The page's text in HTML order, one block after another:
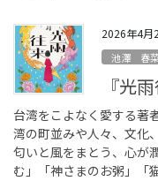
2026年4月
池澤 春
『光
台湾をこよなく愛する著
湾の町並みや人々、文化
匂いと風をまとう、心
む」「神さまのお粥」